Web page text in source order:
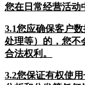
您在日常经营活动
3.1您应确保客户
处理等）的，您不
合法权利。
3.2您保证有权使